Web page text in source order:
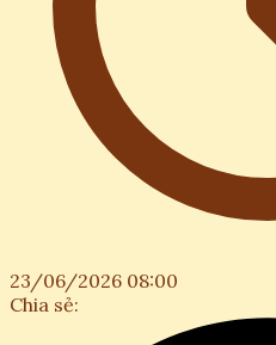
23/06/2026 08:00
Chia sẻ: